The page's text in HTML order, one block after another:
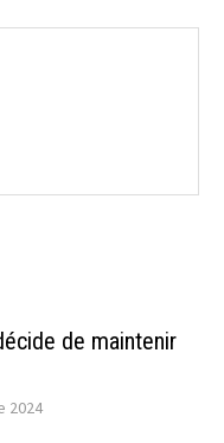
de maintenir
2024